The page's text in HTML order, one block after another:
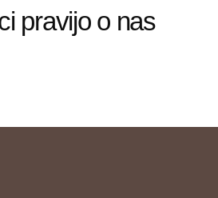
pravijo o nas